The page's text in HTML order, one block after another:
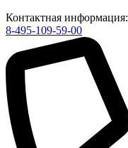
Контактная информация:
8-495-109-59-00